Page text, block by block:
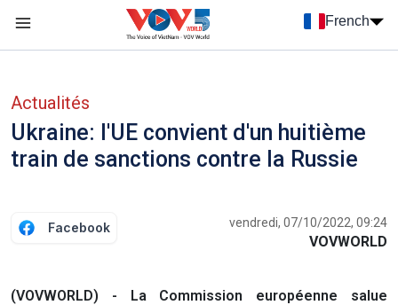
French
Actualités
Ukraine: l'UE convient d'un huitième
train de sanctions contre la Russie
Facebook vendredi, 07/10/2022, 09:24
VOVWORLD
(VOVWORLD) - La Commission européenne salue